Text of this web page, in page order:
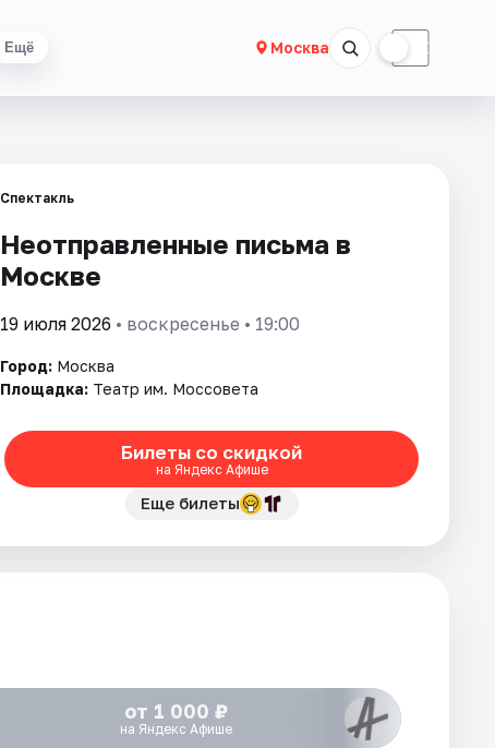
Ещё Москва ☾
Спектакль
Неотправленные письма в
Москве
19 июля 2026 • воскресенье • 19:00
Город: Москва
Площадка: Театр им. Моссовета
Билеты со скидкой
на Яндекс Афише
Еще билеты
от 1 000 ₽
на Яндекс Афише